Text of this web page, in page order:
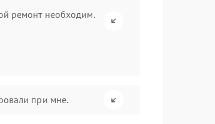
ремонт необходим.
при мне.